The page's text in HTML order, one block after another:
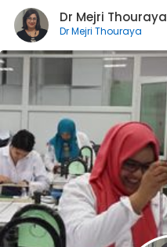
Dr Mejri Thouraya
Dr Mejri Thouraya
A PROPOS
CURRICULUM VITÆ
PUBLICATIONS
FORMATIONS
E-LEARNING
CONTACT